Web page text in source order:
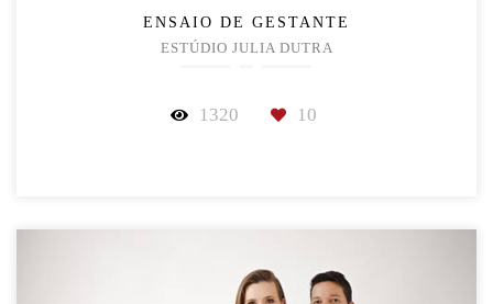
ENSAIO DE GESTANTE
ESTÚDIO JULIA DUTRA
1320 10